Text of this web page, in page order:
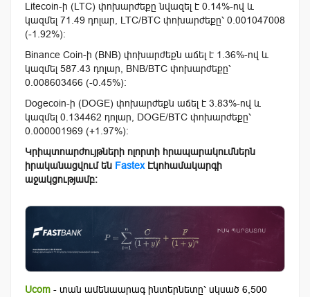
Litecoin-ի (LTC) փոխարժեքը նվազել է 0.14%-ով և
կազմել 71.49 դոլար, LTC/BTC փոխարժեքը՝ 0.001047008
(-1.92%):
Binance Coin-ի (BNB) փոխարժեքն աճել է 1.36%-ով և
կազմել 587.43 դոլար, BNB/BTC փոխարժեքը՝
0.008603466 (-0.45%):
Dogecoin-ի (DOGE) փոխարժեքն աճել է 3.83%-ով և
կազմել 0.134462 դոլար, DOGE/BTC փոխարժեքը՝
0.000001969 (+1.97%):
Կրիպտոարժույթների ոլորտի հրապարակումներն
իրականացվում են FastexԷկոհամակարգի
աջակցությամբ:
Ucom - տան ամենաարագ ինտերնետը՝ սկսած 6,500